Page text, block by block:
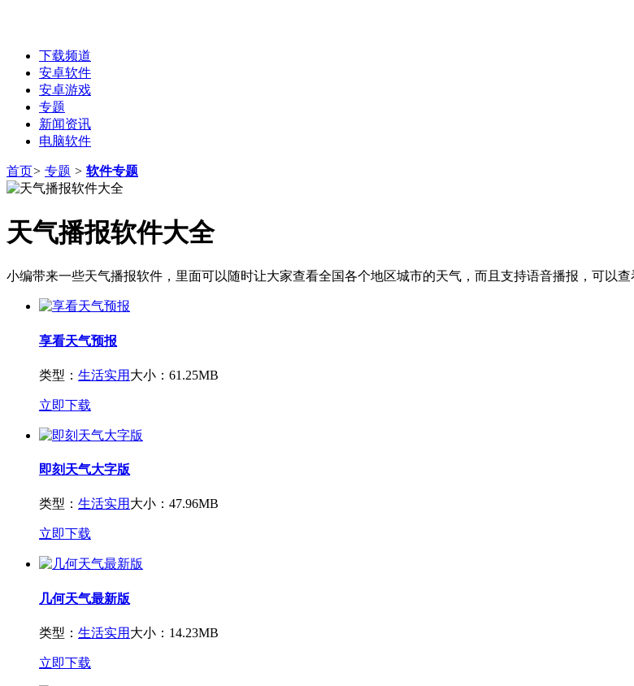
下载频道
安卓软件
安卓游戏
专题
新闻资讯
电脑软件
首页> 专题 > 软件专题
天气播报软件大全
小编带来一些天气播报软件，里面可以随时让大家查看全国各个地区城市的天气，而且支持语音播报，可以
享看天气预报
类型： 生活实用 大小：61.25MB
立即下载
即刻天气大字版
类型： 生活实用 大小：47.96MB
立即下载
几何天气最新版
类型： 生活实用 大小：14.23MB
立即下载